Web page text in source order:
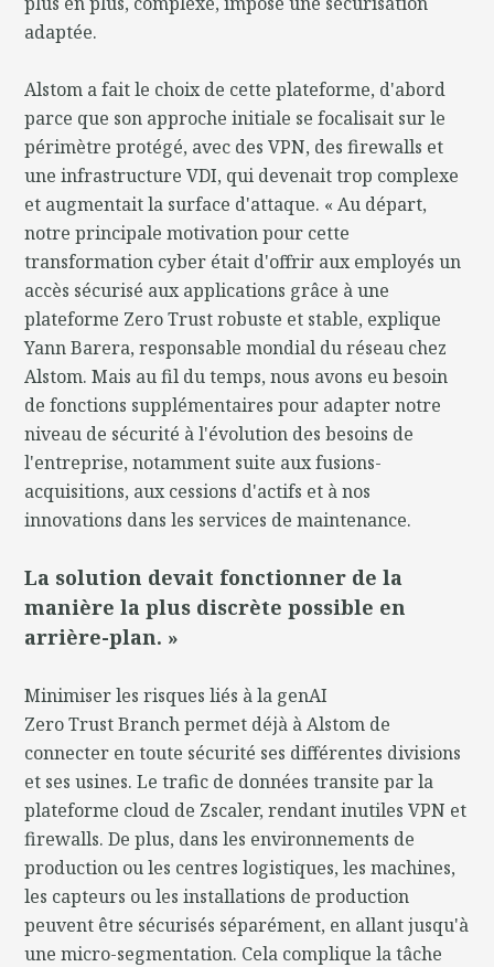
adaptée.
Alstom a fait le choix de cette plateforme, d'abord
parce que son approche initiale se focalisait sur le
périmètre protégé, avec des VPN, des firewalls et
une infrastructure VDI, qui devenait trop complexe
et augmentait la surface d'attaque. « Au départ,
notre principale motivation pour cette
transformation cyber était d'offrir aux employés un
accès sécurisé aux applications grâce à une
plateforme Zero Trust robuste et stable, explique
Yann Barera, responsable mondial du réseau chez
Alstom. Mais au fil du temps, nous avons eu besoin
de fonctions supplémentaires pour adapter notre
niveau de sécurité à l'évolution des besoins de
l'entreprise, notamment suite aux fusions-
acquisitions, aux cessions d'actifs et à nos
innovations dans les services de maintenance.
La solution devait fonctionner de la
manière la plus discrète possible en
arrière-plan. »
Minimiser les risques liés à la genAI
Zero Trust Branch permet déjà à Alstom de
connecter en toute sécurité ses différentes divisions
et ses usines. Le trafic de données transite par la
plateforme cloud de Zscaler, rendant inutiles VPN et
firewalls. De plus, dans les environnements de
production ou les centres logistiques, les machines,
les capteurs ou les installations de production
peuvent être sécurisés séparément, en allant jusqu'à
une micro-segmentation. Cela complique la tâche